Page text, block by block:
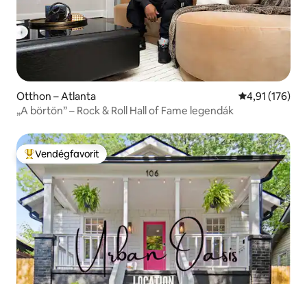
Otthon – Atlanta Átlagos
4,91 (176)
„A börtön” – Rock & Roll Hall of Fame legendák
Kiemelt vendégfavorit
Vendégfavorit